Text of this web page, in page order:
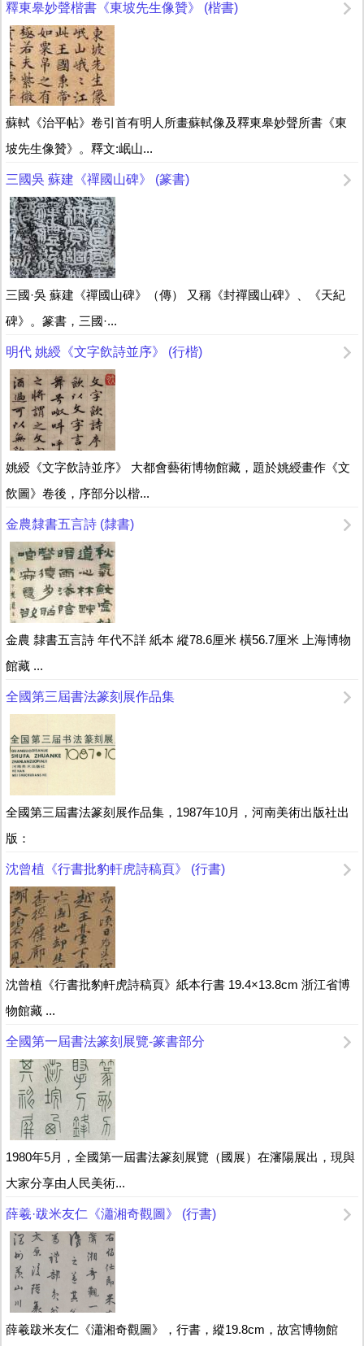
釋東皋妙聲楷書《東坡先生像贊》 (楷書)
蘇軾《治平帖》卷引首有明人所畫蘇軾像及釋東皋妙聲所書《東
坡先生像贊》。釋文:岷山...
三國吳 蘇建《禪國山碑》 (篆書)
三國·吳 蘇建《禪國山碑》（傳） 又稱《封禪國山碑》、《天紀
碑》。篆書，三國·...
明代 姚綬《文字飲詩並序》 (行楷)
姚綬《文字飲詩並序》 大都會藝術博物館藏，題於姚綬畫作《文
飲圖》卷後，序部分以楷...
金農隸書五言詩 (隸書)
金農 隸書五言詩 年代不詳 紙本 縱78.6厘米 橫56.7厘米 上海博物
館藏 ...
全國第三屆書法篆刻展作品集
全國第三屆書法篆刻展作品集，1987年10月，河南美術出版社出
版：
沈曾植《行書批豹軒虎詩稿頁》 (行書)
沈曾植《行書批豹軒虎詩稿頁》紙本行書 19.4×13.8cm 浙江省博
物館藏 ...
全國第一屆書法篆刻展覽-篆書部分
1980年5月，全國第一屆書法篆刻展覽（國展）在瀋陽展出，現與
大家分享由人民美術...
薛羲·跋米友仁《瀟湘奇觀圖》 (行書)
薛羲跋米友仁《瀟湘奇觀圖》，行書，縱19.8cm，故宮博物館